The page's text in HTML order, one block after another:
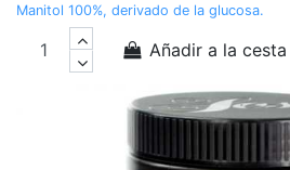
Manitol 100%, derivado de la glucosa.
Añadir a la cesta